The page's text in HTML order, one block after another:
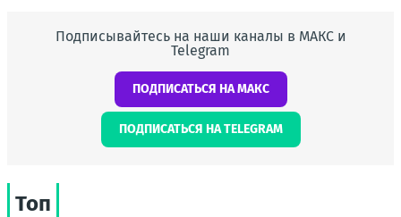
Подписывайтесь на наши каналы в МАКС и
Telegram
ПОДПИСАТЬСЯ НА МАКС
ПОДПИСАТЬСЯ НА TELEGRAM
Топ